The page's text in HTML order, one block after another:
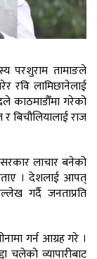
परशुराम तामाङले
रवि लामिछानेलाई
काठमाडौँमा गरेको
बिचौलियालाई राज
लाचार बनेको
। देशलाई आपत्
गर्दै जनताप्रति
गर्न आग्रह गरे ।
चलेको व्यापारीबाट